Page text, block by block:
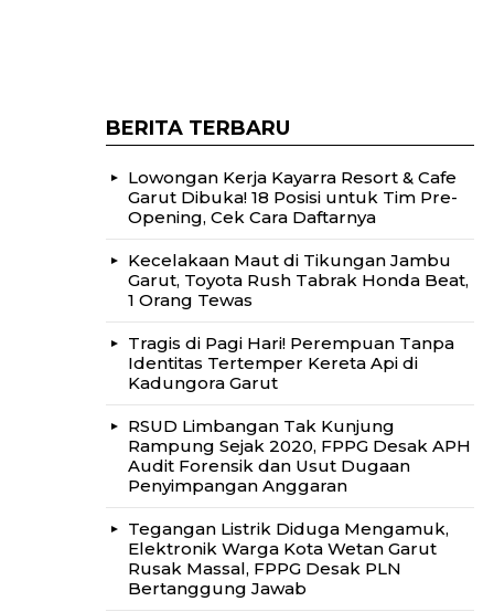
BERITA TERBARU
Lowongan Kerja Kayarra Resort & Cafe
Garut Dibuka! 18 Posisi untuk Tim Pre-
Opening, Cek Cara Daftarnya
Kecelakaan Maut di Tikungan Jambu
Garut, Toyota Rush Tabrak Honda Beat,
1 Orang Tewas
Tragis di Pagi Hari! Perempuan Tanpa
Identitas Tertemper Kereta Api di
Kadungora Garut
RSUD Limbangan Tak Kunjung
Rampung Sejak 2020, FPPG Desak APH
Audit Forensik dan Usut Dugaan
Penyimpangan Anggaran
Tegangan Listrik Diduga Mengamuk,
Elektronik Warga Kota Wetan Garut
Rusak Massal, FPPG Desak PLN
Bertanggung Jawab